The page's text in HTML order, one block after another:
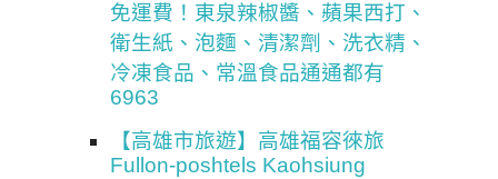
免運費！東泉辣椒醬、蘋果西打、
衛生紙、泡麵、清潔劑、洗衣精、
冷凍食品、常溫食品通通都有
6963
【高雄市旅遊】高雄福容徠旅
Fullon-poshtels Kaohsiung